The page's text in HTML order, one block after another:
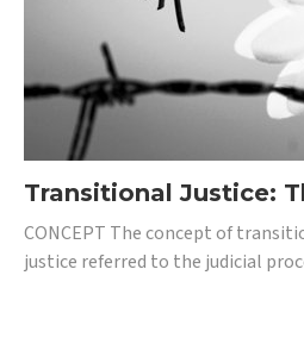
Transitional Justice:
CONCEPT The concept of
justice referred to the judicial